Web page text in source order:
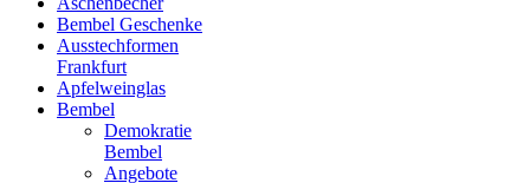
Bembel Geschenke
Ausstechformen
Frankfurt
Apfelweinglas
Bembel
Demokratie
Bembel
Angebote